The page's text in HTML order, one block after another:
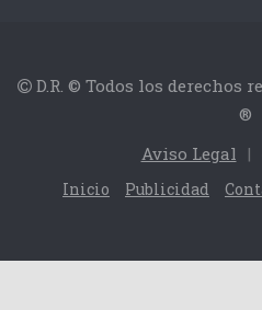
D.R. © Todos los derechos
®
Aviso Legal |
Inicio Publicidad